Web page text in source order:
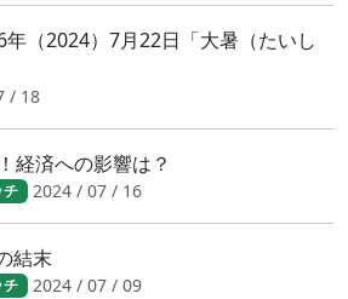
（2024）7月22日「大暑（たいし
/ 18
経済への影響は？
チ 2024 / 07 / 16
結末
チ 2024 / 07 / 09